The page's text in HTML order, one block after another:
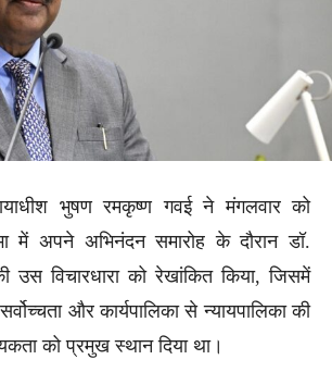
भुषण रमकृष्ण गवई ने मंगलवार को
में अपने अभिनंदन समारोह के दौरान डॉ.
उस विचारधारा को रेखांकित किया, जिसमें
और कार्यपालिका से न्यायपालिका की
को प्रमुख स्थान दिया था।